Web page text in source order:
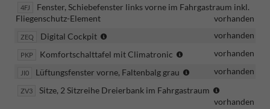
manuelle
Coming
Funktion
+
Seitenscheiben
Scheiben
der
4FJ
Fenster, Schiebefenster links vorne im Fahrgastraum inkl.
Fliegenschutz-Element
vorhanden
ZEQ Digital Cockpit
Verbindung
und ZIE
oder ZI8)
vorhanden
PKP Komfortschalttafel mit Climatronic
Verbindung
und N0P)
vorhanden
JI0 Lüftungsfenster vorne, Faltenbalg grau
Faltenbalg
in Basalt
vorhanden
ZV3 Sitze, 2 Sitzreihe Dreierbank im Fahrgastraum
Verbindung
vorhanden